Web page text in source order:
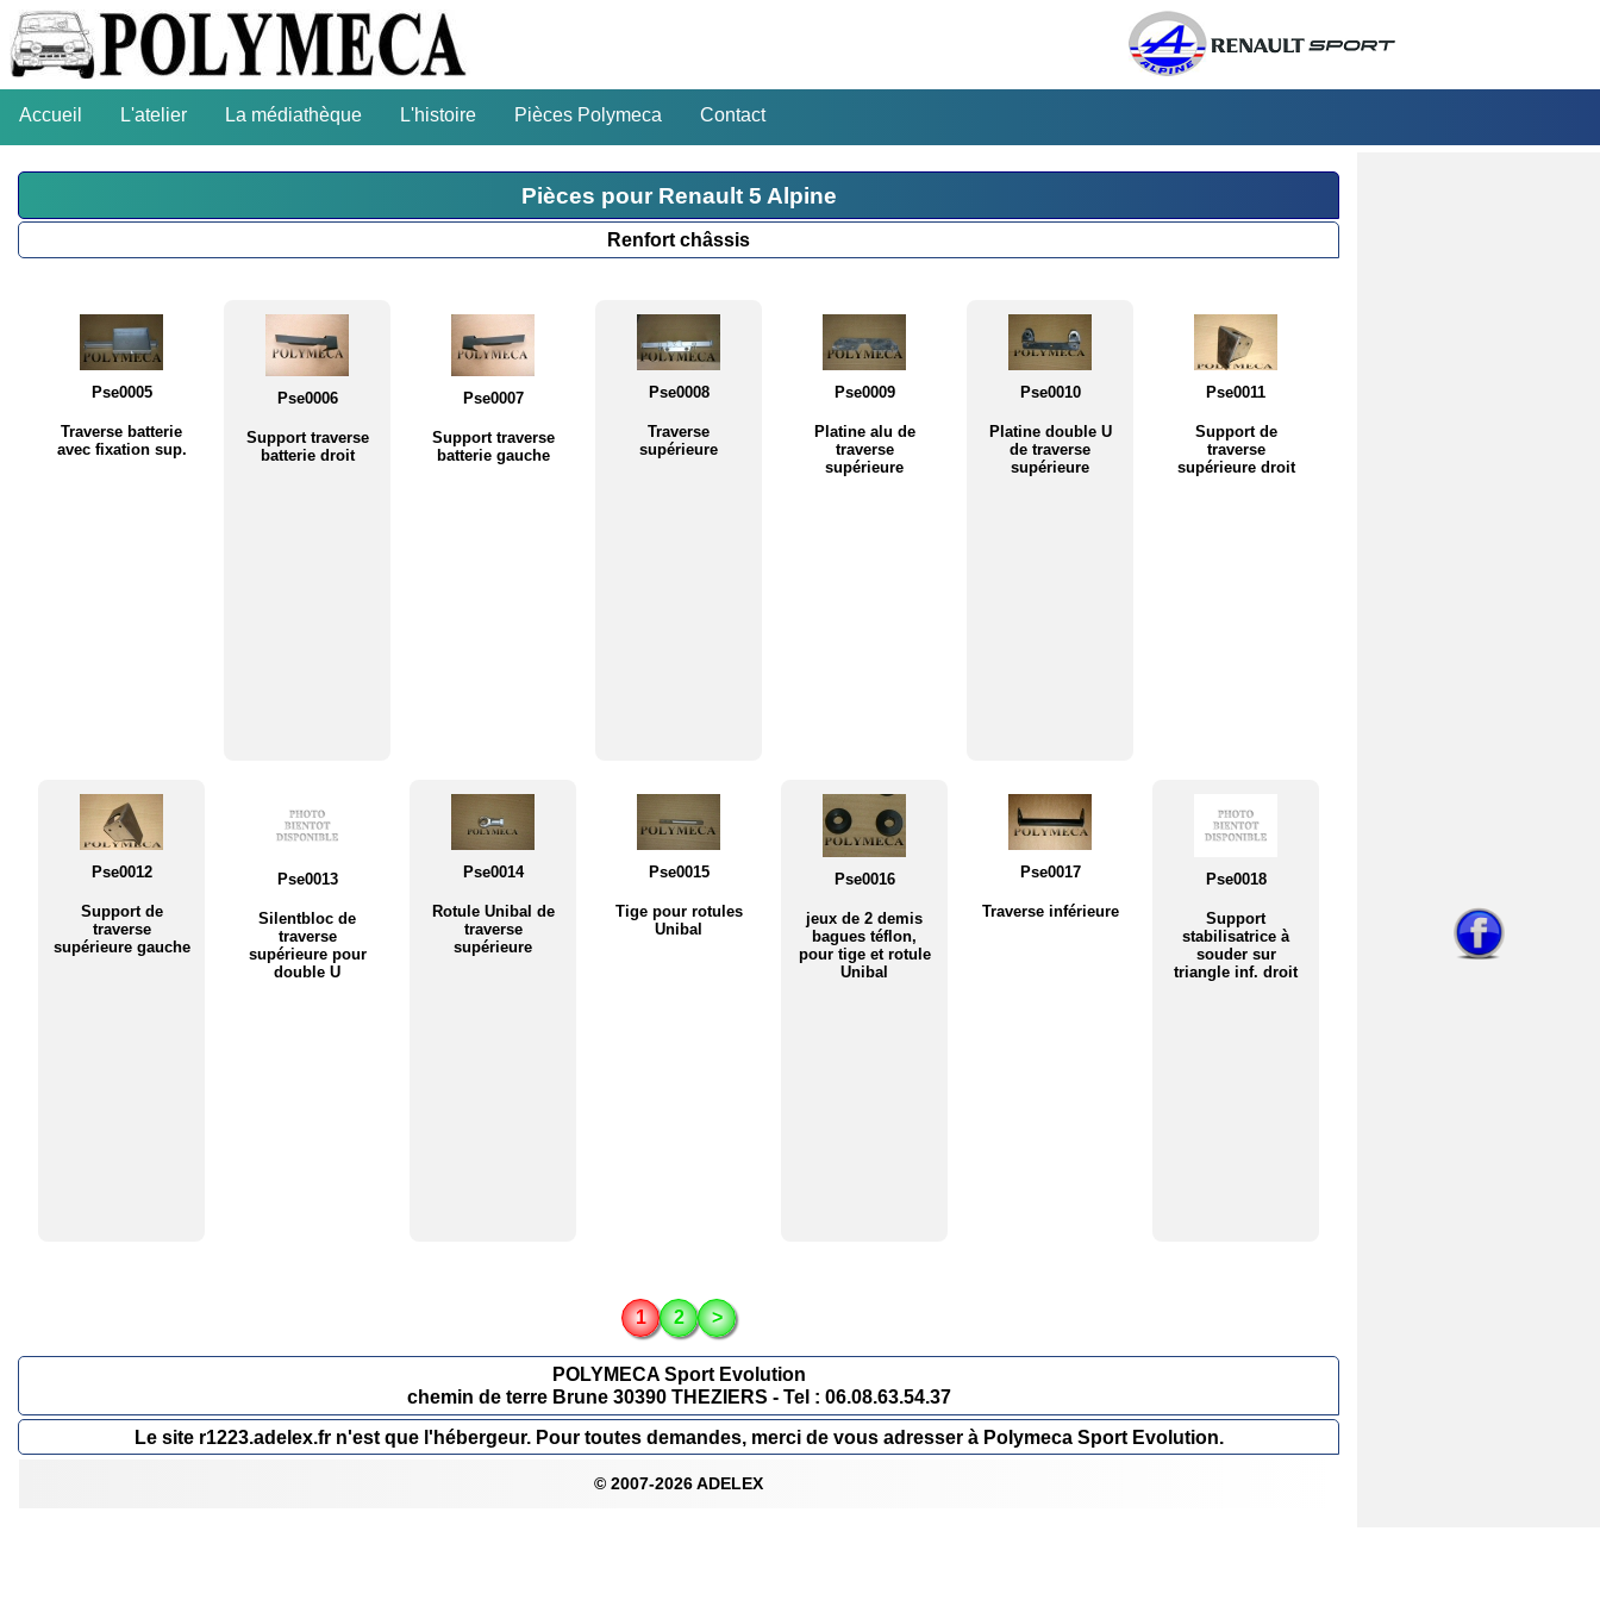
Accueil L'atelier La médiathèque L'histoire Pièces Polymeca Contact
Pièces pour Renault 5 Alpine
Renfort châssis
Pse0005
Traverse batterie
avec fixation sup.
Pse0006
Support traverse
batterie droit
Pse0007
Support traverse
batterie gauche
Pse0008
Traverse
supérieure
Pse0009
Platine alu de
traverse
supérieure
Pse0010
Platine double U
de traverse
supérieure
Pse0011
Support de
traverse
supérieure droit
Pse0012
Support de
traverse
supérieure gauche
Pse0013
Silentbloc de
traverse
supérieure pour
double U
Pse0014
Rotule Unibal de
traverse
supérieure
Pse0015
Tige pour rotules
Unibal
Pse0016
jeux de 2 demis
bagues téflon,
pour tige et rotule
Unibal
Pse0017
Traverse inférieure
Pse0018
Support
stabilisatrice à
souder sur
triangle inf. droit
1 2 >
POLYMECA Sport Evolution
chemin de terre Brune 30390 THEZIERS - Tel : 06.08.63.54.37
Le site r1223.adelex.fr n'est que l'hébergeur. Pour toutes demandes, merci de vous adresser à Polymeca Sport Evolution.
© 2007-2026 ADELEX